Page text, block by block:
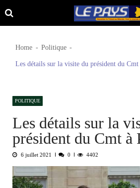
Skip
to
Skip
to
Home Politique
Les détails sur la visite du président du Cmt
POLITIQUE
Les détails sur la
président du Cmt à
6 juillet 2021 0 4402